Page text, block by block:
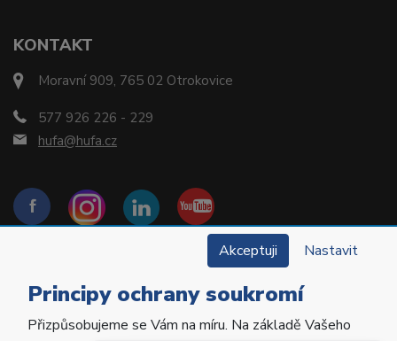
KONTAKT
Moravní 909, 765 02 Otrokovice
577 926 226 - 229
hufa@hufa.cz
Copyright © 2022 Hu-Fa Dental a.s. Všechna práva
Akceptuji Nastavit
Principy ochrany soukromí
Přizpůsobujeme se Vám na míru. Na základě Vašeho